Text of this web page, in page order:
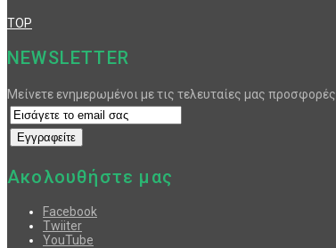
TOP
NEWSLETTER
Μείνετε ενημερωμένοι με τις τελευταίες μας προσφορές.
Ακολουθήστε μας
Facebook
Twiiter
YouTube